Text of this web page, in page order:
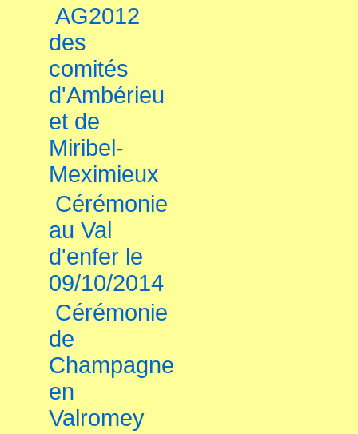
AG2012
des
comités
d'Ambérieu
et de
Miribel-
Meximieux
Cérémonie
au Val
d'enfer le
09/10/2014
Cérémonie
de
Champagne
en
Valromey